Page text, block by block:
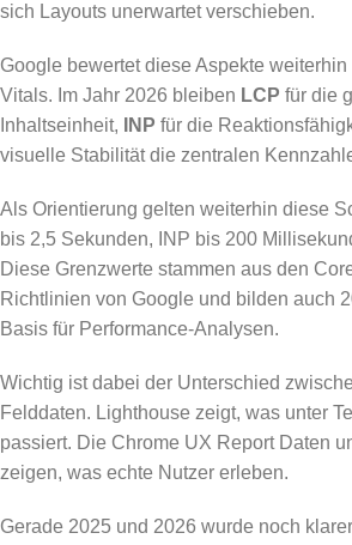
sich Layouts unerwartet verschieben.
Google bewertet diese Aspekte
Vitals. Im Jahr 2026 bleiben LCP für die
Inhaltseinheit,
INP für die
visuelle Stabilität die zentralen
Als Orientierung gelten weiterhin diese
bis 2,5 Sekunden, INP bis 200
Diese Grenzwerte stammen aus den
Richtlinien von Google und bilden auch
Basis für Performance-Analysen.
Wichtig ist dabei der Unterschied
Felddaten. Lighthouse zeigt, was unter
passiert. Die Chrome UX Report Daten
zeigen, was echte Nutzer erleben.
Gerade 2025 und 2026 wurde noch